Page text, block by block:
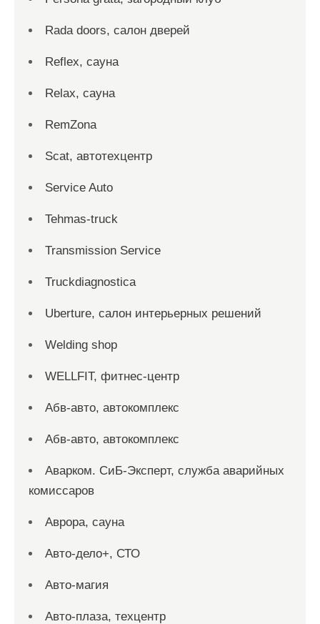
Rada doors, салон дверей
Reflex, сауна
Relax, сауна
RemZona
Scat, автотехцентр
Service Auto
Tehmas-truck
Transmission Service
Truckdiagnostica
Uberture, салон интерьерных решений
Welding shop
WELLFIT, фитнес-центр
Абв-авто, автокомплекс
Абв-авто, автокомплекс
Аварком. СиБ-Эксперт, служба аварийных
комиссаров
Аврора, сауна
Авто-дело+, СТО
Авто-магия
Авто-плаза, техцентр